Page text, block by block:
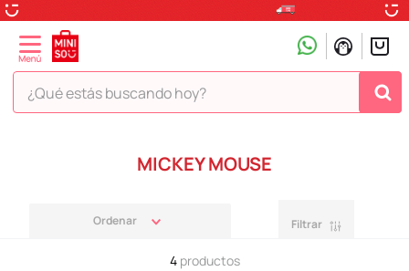
¿Qué estás buscando hoy?
MICKEY MOUSE
Filtrar
4 productos